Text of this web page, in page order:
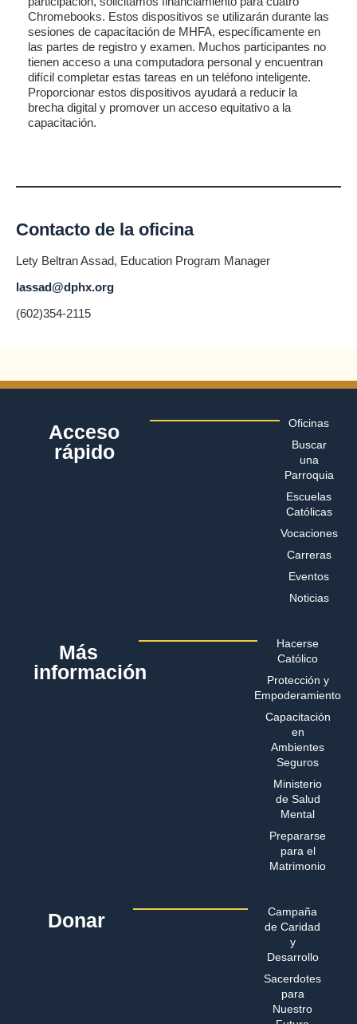
Chromebooks. Estos dispositivos se utilizarán durante las
sesiones de capacitación de MHFA, específicamente en
las partes de registro y examen. Muchos participantes no
tienen acceso a una computadora personal y encuentran
difícil completar estas tareas en un teléfono inteligente.
Proporcionar estos dispositivos ayudará a reducir la
brecha digital y promover un acceso equitativo a la
capacitación.
Contacto de la oficina
Lety Beltran Assad, Education Program Manager
lassad@dphx.org
(602)354-2115
Acceso
rápido
Oficinas
Buscar
una
Parroquia
Escuelas
Católicas
Vocaciones
Carreras
Eventos
Noticias
Más
información
Hacerse
Católico
Protección y
Empoderamiento
Capacitación
en
Ambientes
Seguros
Ministerio
de Salud
Mental
Prepararse
para el
Matrimonio
Donar
Campaña
de Caridad
y
Desarrollo
Sacerdotes
para
Nuestro